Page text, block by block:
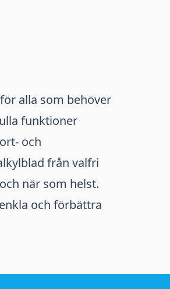
alla som behöver
funktioner
och
från valfri
när som helst.
och förbättra